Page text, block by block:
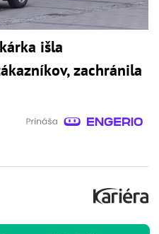
išla
zachránila